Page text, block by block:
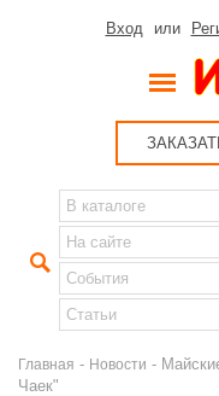
Вход или
Главная - Новости -
Чаек"